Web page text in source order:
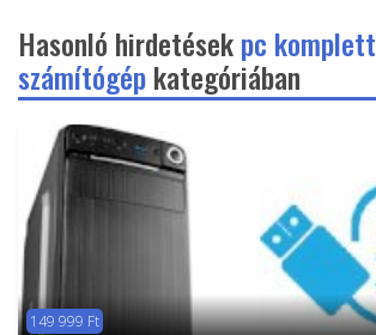
Hasonló hirdetésekpc komplett
számítógépkategóriában
149 999 Ft